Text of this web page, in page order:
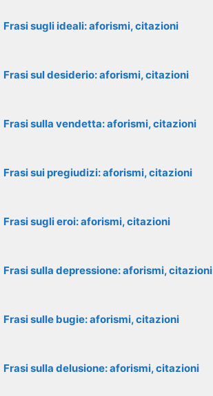
Frasi sugli ideali: aforismi, citazioni
Frasi sul desiderio: aforismi, citazioni
Frasi sulla vendetta: aforismi, citazioni
Frasi sui pregiudizi: aforismi, citazioni
Frasi sugli eroi: aforismi, citazioni
Frasi sulla depressione: aforismi, citazioni
Frasi sulle bugie: aforismi, citazioni
Frasi sulla delusione: aforismi, citazioni